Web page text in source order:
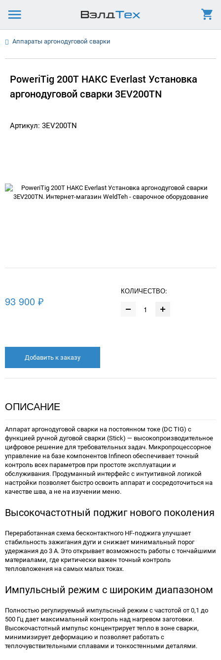
Аппараты аргонодуговой сварки
PoweriTig 200T НАКС Everlast Установка
аргонодуговой сварки 3EV200TN
Артикул: 3EV200TN
93 900 ₽
КОЛИЧЕСТВО:
Добавить к заказу
ОПИСАНИЕ
Аппарат аргонодуговой сварки на постоянном токе (DC TIG) с
функцией ручной дуговой сварки (Stick) — высокопроизводительное
цифровое решение для требовательных задач. Микропроцессорное
управление на базе компонентов Infineon обеспечивает точный
контроль всех параметров при простоте эксплуатации и
обслуживания. Продуманный интерфейс с интуитивной логикой
настройки позволяет быстро освоить аппарат и сосредоточиться на
качестве шва, а не на изучении меню.
Высокочастотный поджиг нового поколения
Переработанная схема бесконтактного HF-поджига улучшает
стабильность зажигания дуги и снижает минимальный порог
удержания до 3 А. Это открывает возможность работы с тончайшими
материалами, где критически важен точный контроль
тепловложения на самых малых токах.
Импульсный режим с широким диапазоном
Полностью регулируемый импульсный режим с частотой от 0,1 до
500 Гц дает максимальный контроль над нагревом заготовки.
Высокочастотный импульс концентрирует тепло в зоне сварки,
минимизирует деформацию и позволяет работать с
теплочувствительными сплавами и тонкостенными деталями.